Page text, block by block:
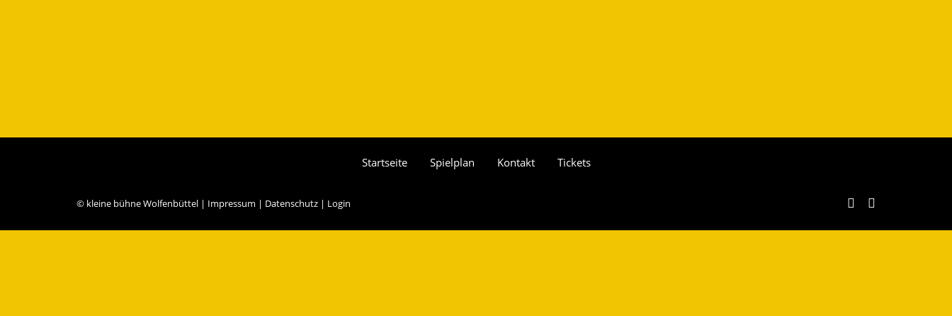
Startseite Spielplan Kontakt Tickets
© kleine bühne Wolfenbüttel | Impressum | Datenschutz | Login